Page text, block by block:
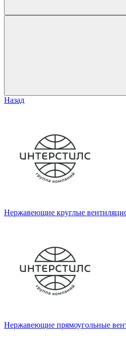
Назад
Нержавеющие круглые
Нержавеющие прямоугольные